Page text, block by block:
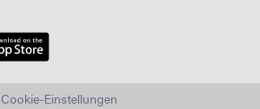
Cookie-Einstellungen